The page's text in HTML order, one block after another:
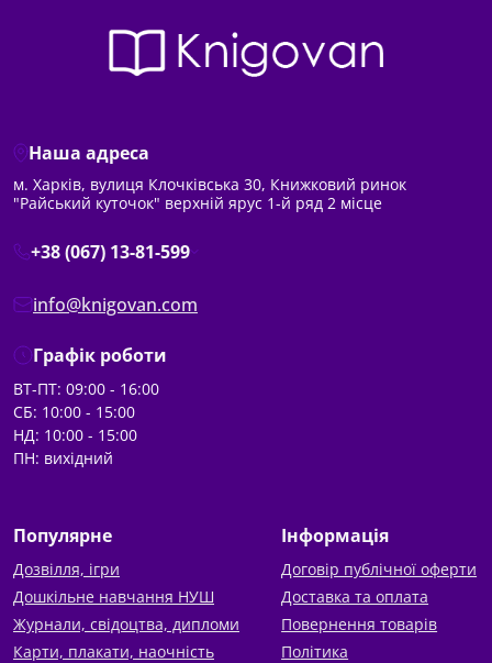
Наша адреса
м. Харків, вулиця Клочківська 30, Книжковий ринок
"Райський куточок" верхній ярус 1-й ряд 2 місце
+38 (067) 13-81-599
info@knigovan.com
Графік роботи
ВТ-ПТ: 09:00 - 16:00
СБ: 10:00 - 15:00
НД: 10:00 - 15:00
ПН: вихідний
Популярне
Дозвілля, ігри
Дошкільне навчання НУШ
Журнали, свідоцтва, дипломи
Карти, плакати, наочність
Інформація
Договір публічної оферти
Доставка та оплата
Повернення товарів
Політика